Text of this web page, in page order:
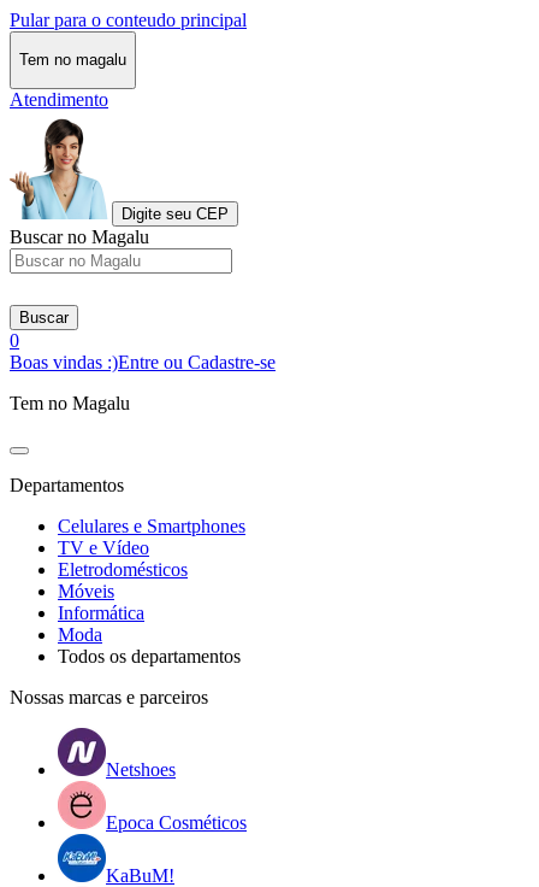
Pular para o conteudo principal
Tem no magalu
Atendimento
Digite seu CEP
Buscar no Magalu
Buscar
0
Boas vindas :)Entre ou Cadastre-se
Tem no Magalu
Departamentos
Celulares e Smartphones
TV e Vídeo
Eletrodomésticos
Móveis
Informática
Moda
Todos os departamentos
Nossas marcas e parceiros
Netshoes
Epoca Cosméticos
KaBuM!